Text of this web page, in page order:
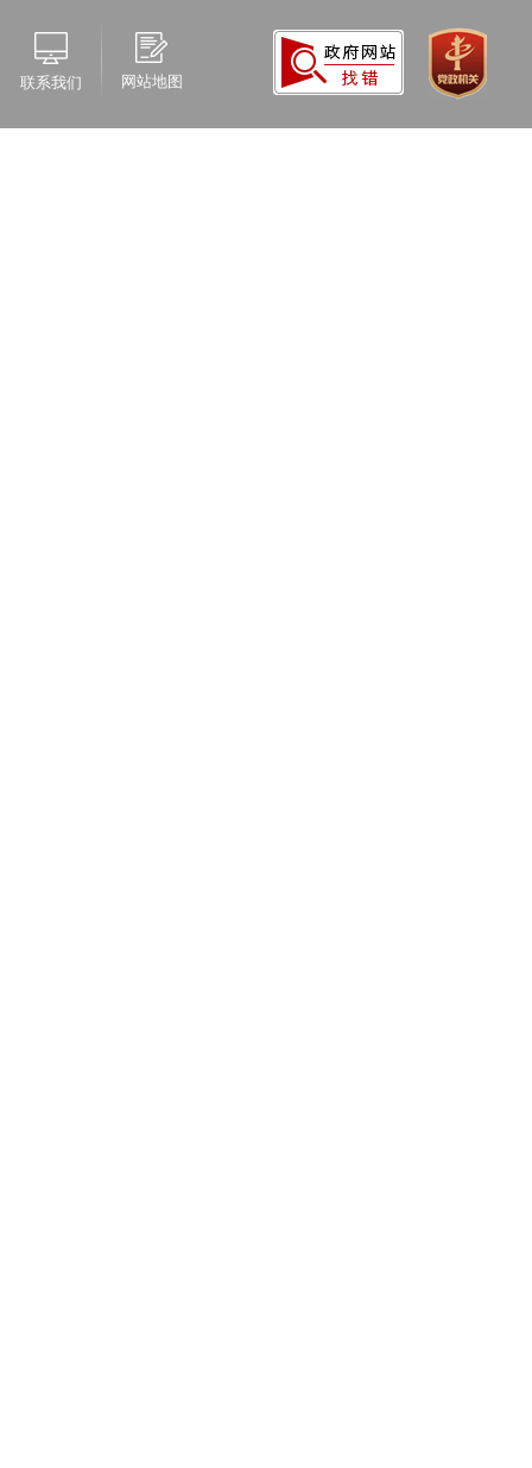
联系我们 网站地图